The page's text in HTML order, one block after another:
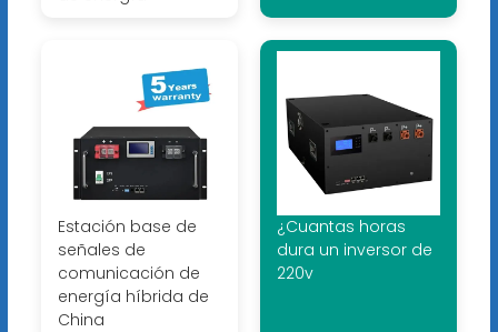
Estación base de
señales de
comunicación de
energía híbrida de
China
¿Cuantas horas
dura un inversor de
220v